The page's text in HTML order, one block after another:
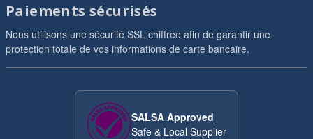
Paiements sécurisés
Nous utilisons une sécurité SSL chiffrée afin de garantir une
protection totale de vos informations de carte bancaire.
SALSA Approved
Safe & Local Supplier